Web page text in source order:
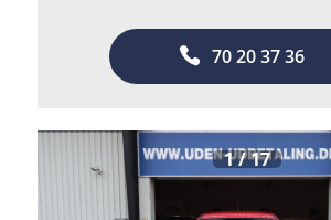
1/17
70 20 37 36